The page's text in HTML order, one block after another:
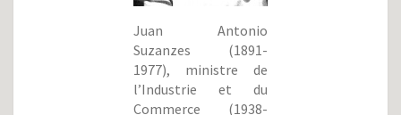
Juan Antonio
Suzanzes (1891-
1977), ministre de
l’Industrie et du
Commerce (1938-